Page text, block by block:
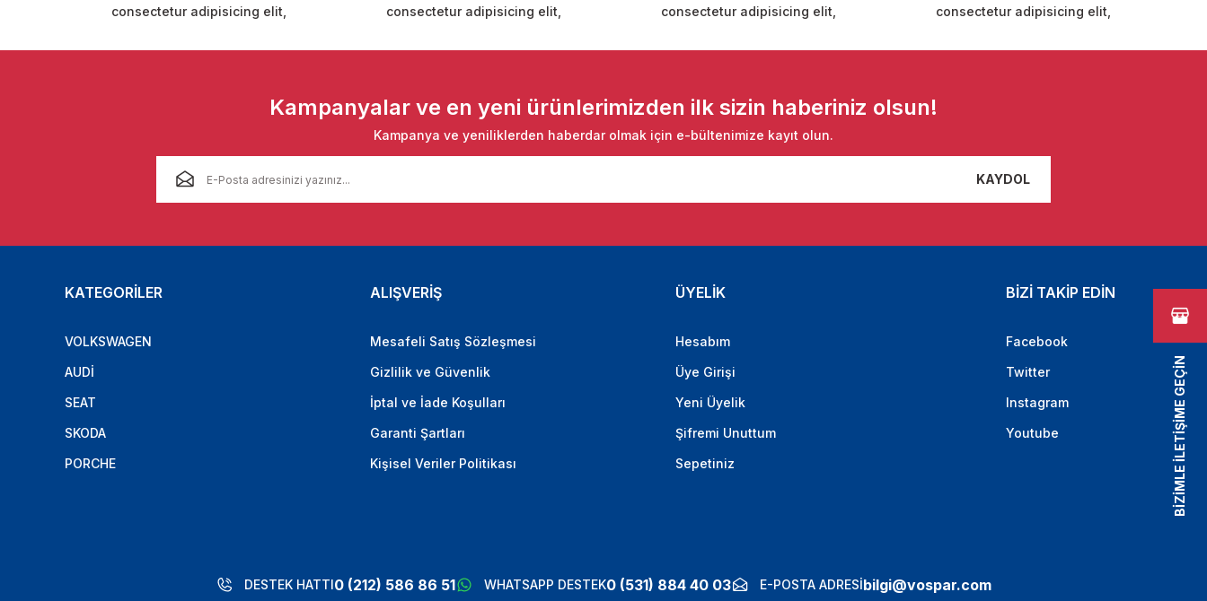
consectetur adipisicing elit,
consectetur adipisicing elit,
consectetur adipisicing elit,
consectetur adipisicing elit,
Kampanyalar ve en yeni ürünlerimizden ilk sizin haberiniz olsun!
Kampanya ve yeniliklerden haberdar olmak için e-bültenimize kayıt olun.
KAYDOL
KATEGORİLER
VOLKSWAGEN
AUDİ
SEAT
SKODA
PORCHE
ALIŞVERİŞ
Mesafeli Satış Sözleşmesi
Gizlilik ve Güvenlik
İptal ve İade Koşulları
Garanti Şartları
Kişisel Veriler Politikası
ÜYELİK
Hesabım
Üye Girişi
Yeni Üyelik
Şifremi Unuttum
Sepetiniz
BİZİ TAKİP EDİN
Facebook
Twitter
Instagram
Youtube
DESTEK HATTI0 (212) 586 86 51 WHATSAPP DESTEK0 (531) 884 40 03 E-POSTA ADRESİbilgi@vospar.com
BİZİMLE İLETİŞİME GEÇİN